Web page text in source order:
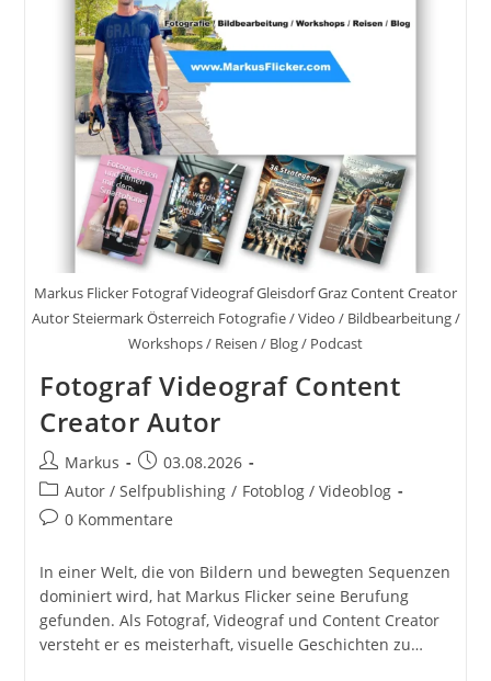
Markus Flicker Fotograf Videograf Gleisdorf Graz Content Creator
Autor Steiermark Österreich Fotografie / Video / Bildbearbeitung /
Workshops / Reisen / Blog / Podcast
Fotograf Videograf Content
Creator Autor
Beitrags-
Autor:
Markus
Beitrag
veröffentlicht:
03.08.2026
Beitrags-
Kategorie:
Autor / Selfpublishing / Fotoblog / Videoblog
Beitrags-
0 Kommentare
In einer Welt, die von Bildern und bewegten Sequenzen
dominiert wird, hat Markus Flicker seine Berufung
gefunden. Als Fotograf, Videograf und Content Creator
versteht er es meisterhaft, visuelle Geschichten zu…